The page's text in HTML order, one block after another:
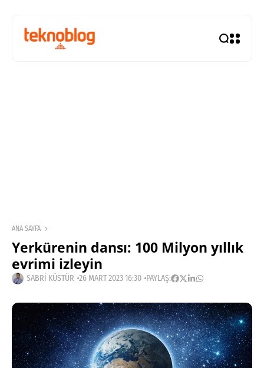
ANA SAYFA
Yerkürenin dansı: 100 Milyon yıllık
evrimi izleyin
SABRI KÜSTÜR 26 MART 2023 16:30 PAYLAŞ: